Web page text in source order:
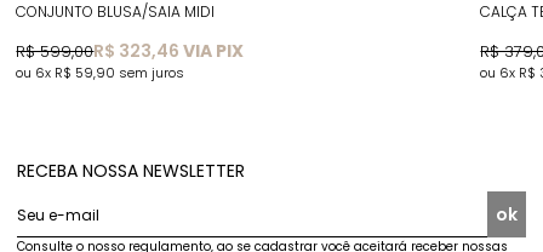
CONJUNTO BLUSA/SAIA MIDI
R$ 323,46 VIA PIX
R$ 599,00
6x R$ 59,90 sem juros
CALÇA
R$
6x R$
RECEBA NOSSA NEWSLETTER
Seu e-mail ok
Consulte o nosso regulamento, ao se cadastrar você aceitará receber nossas